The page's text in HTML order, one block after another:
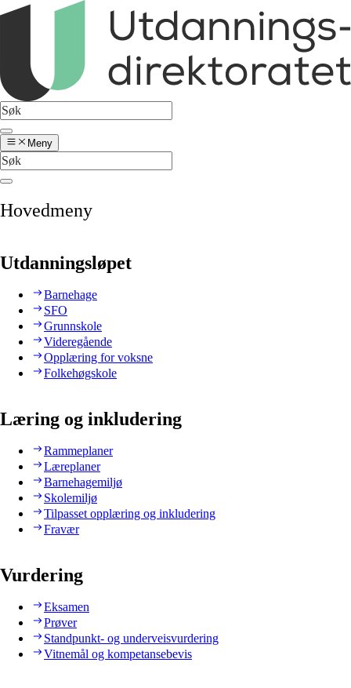
Meny
Hovedmeny
Utdanningsløpet
Barnehage
SFO
Grunnskole
Videregående
Opplæring for voksne
Folkehøgskole
Læring og inkludering
Rammeplaner
Læreplaner
Barnehagemiljø
Skolemiljø
Tilpasset opplæring og inkludering
Fravær
Vurdering
Eksamen
Prøver
Standpunkt- og underveisvurdering
Vitnemål og kompetansebevis